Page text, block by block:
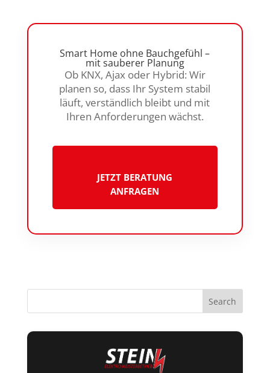
Smart Home ohne Bauchgefühl –
mit sauberer Planung
Ob KNX, Ajax oder Hybrid: Wir
planen so, dass Ihr System stabil
läuft, verständlich bleibt und mit
Ihren Anforderungen wächst.
JETZT BERATUNG
ANFRAGEN